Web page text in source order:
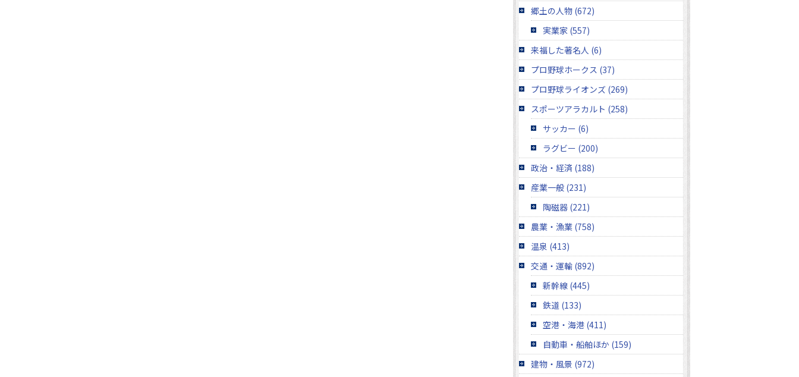
郷土の人物 (672)
実業家 (557)
来福した著名人 (6)
プロ野球ホークス (37)
プロ野球ライオンズ (269)
スポーツアラカルト (258)
サッカー (6)
ラグビー (200)
政治・経済 (188)
産業一般 (231)
陶磁器 (221)
農業・漁業 (758)
温泉 (413)
交通・運輸 (892)
新幹線 (445)
鉄道 (133)
空港・海港 (411)
自動車・船舶ほか (159)
建物・風景 (972)